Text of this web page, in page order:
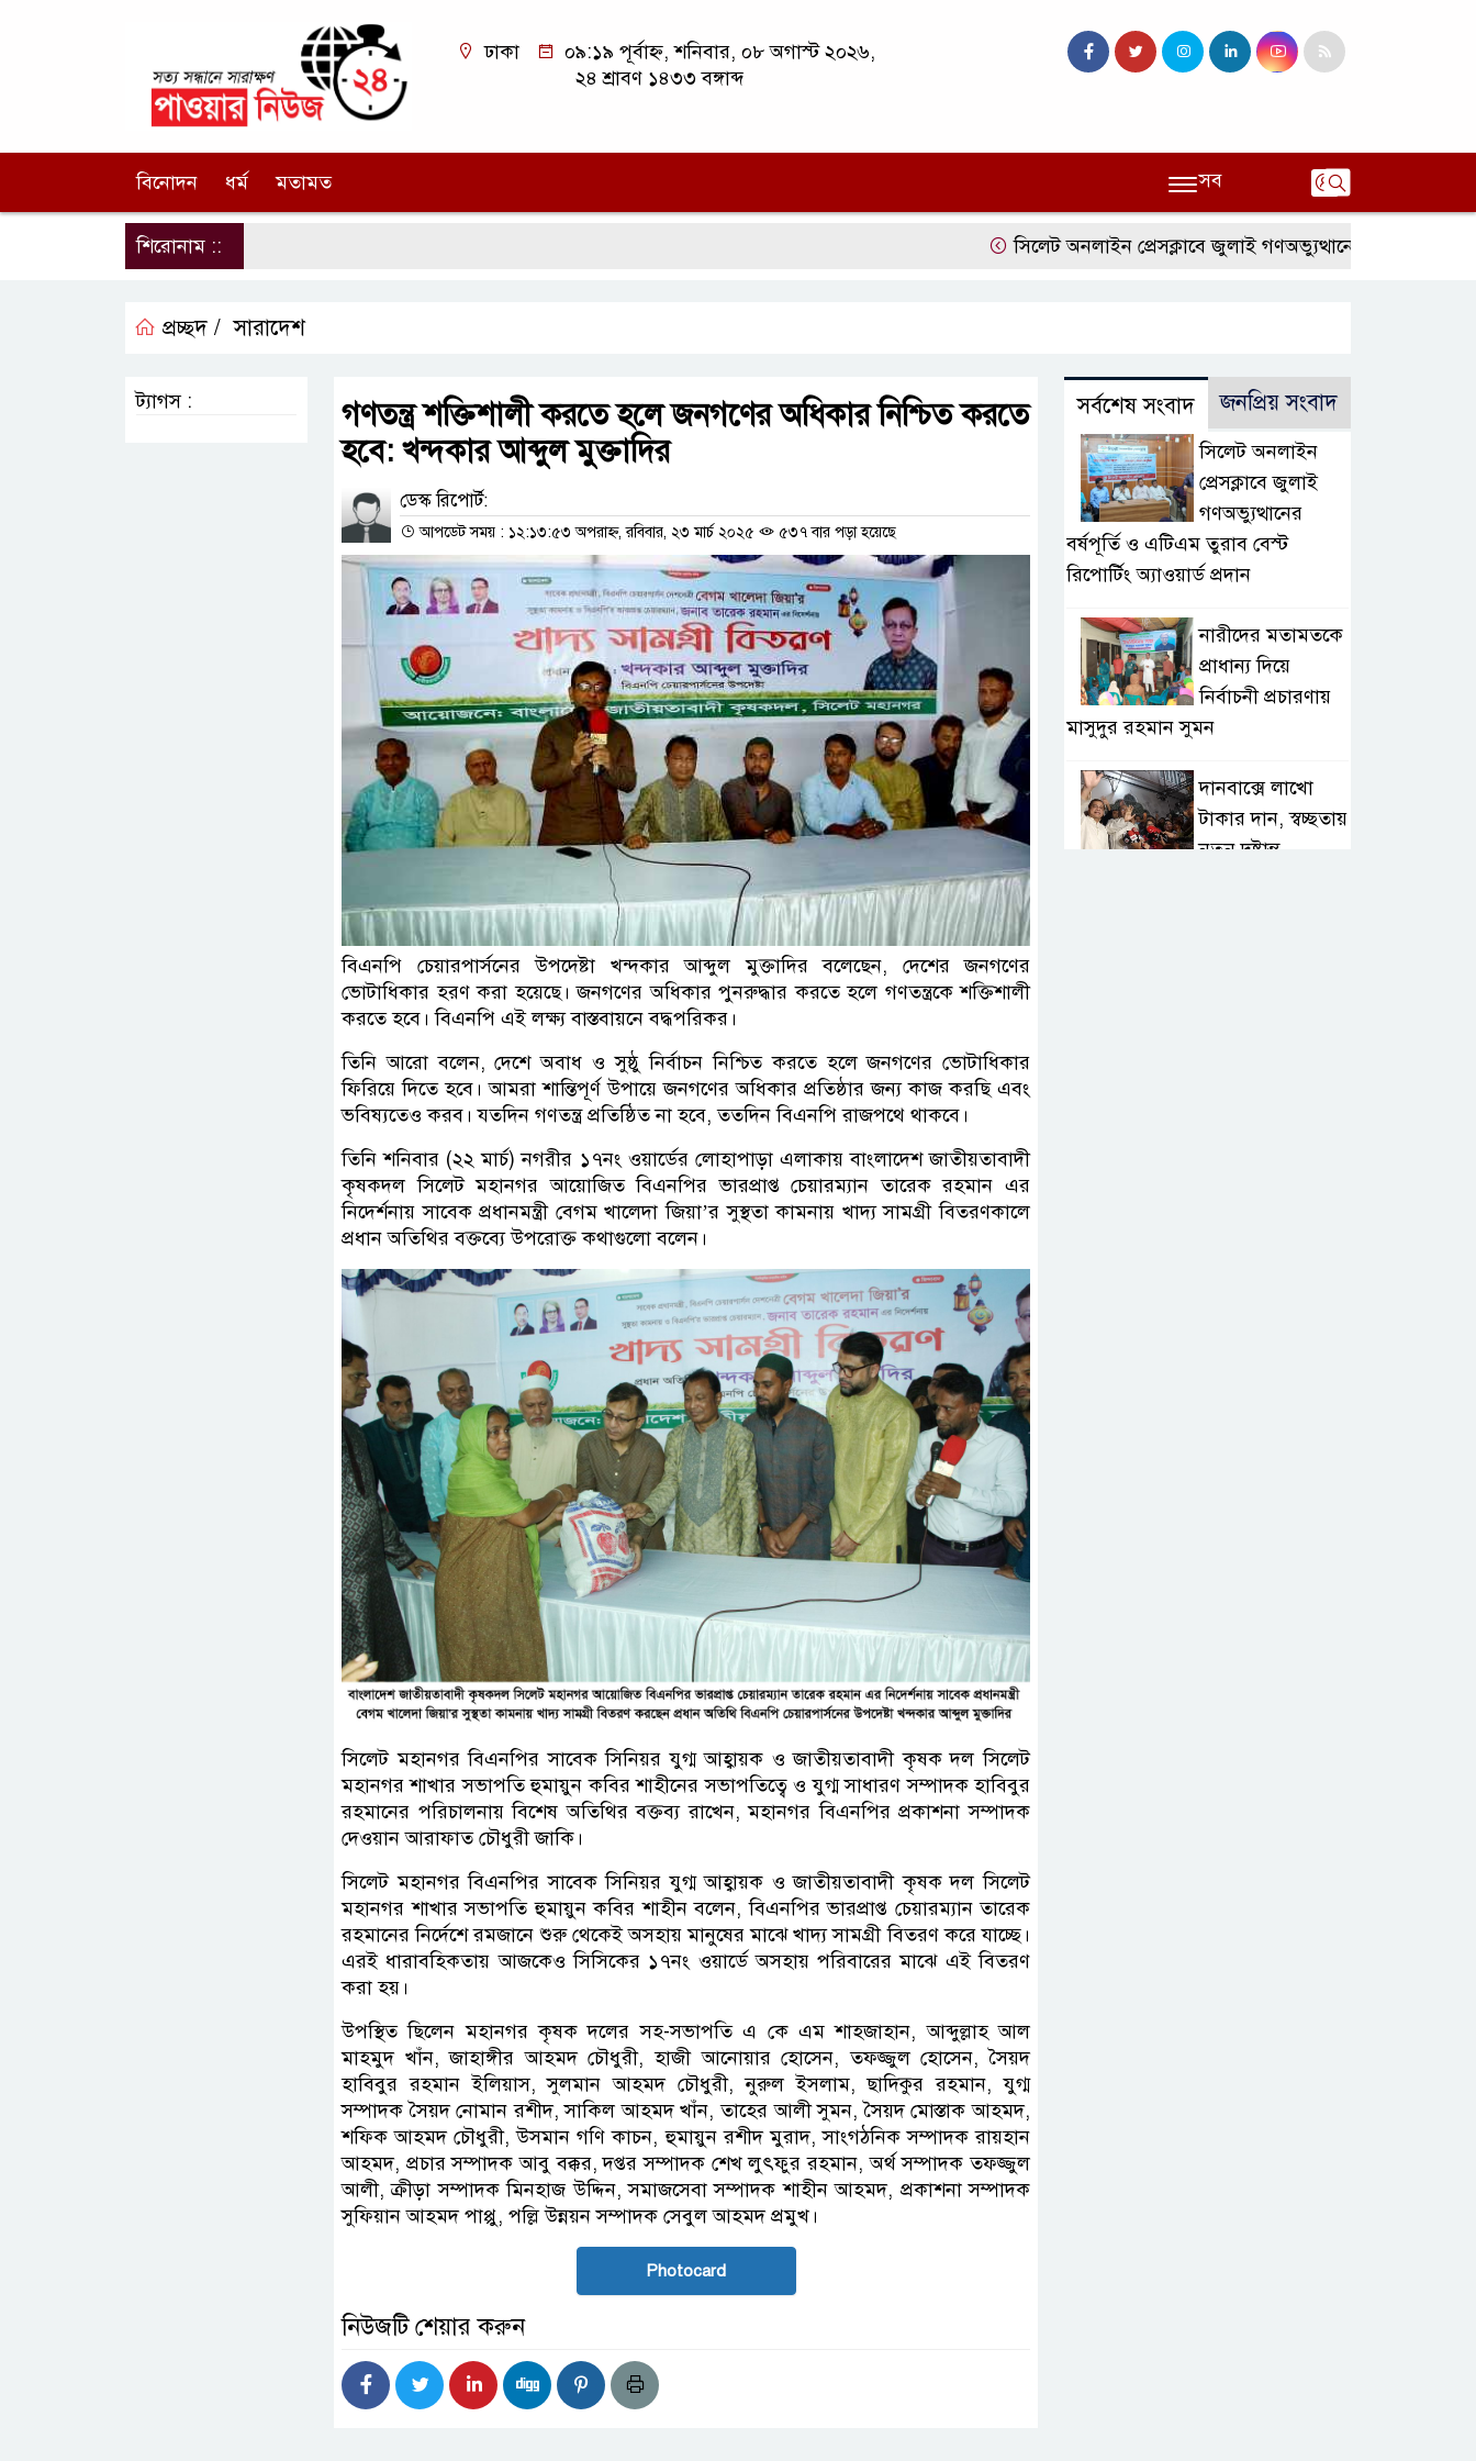
ঢাকা
০৯:১৯ পূর্বাহ্ন, শনিবার, ০৮ অগাস্ট ২০২৬,
২৪ শ্রাবণ ১৪৩৩ বঙ্গাব্দ
বিনোদন ধর্ম মতামত সব
শিরোনাম :: সিলেট অনলাইন প্রেসক্লাবে জুলাই গণঅভ্যুত্থানের বর্ষপূর্তি ও এটিএম
প্রচ্ছদ / সারাদেশ
গণতন্ত্র শক্তিশালী করতে হলে জনগণের অধিকার নিশ্চিত করতে
হবে: খন্দকার আব্দুল মুক্তাদির
ডেস্ক রিপোর্ট:
আপডেট সময় : ১২:১৩:৫৩ অপরাহ্ন, রবিবার, ২৩ মার্চ ২০২৫ ৫৩৭ বার পড়া হয়েছে
বিএনপি চেয়ারপার্সনের উপদেষ্টা খন্দকার আব্দুল মুক্তাদির বলেছেন, দেশের জনগণের
ভোটাধিকার হরণ করা হয়েছে। জনগণের অধিকার পুনরুদ্ধার করতে হলে গণতন্ত্রকে শক্তিশালী
করতে হবে। বিএনপি এই লক্ষ্য বাস্তবায়নে বদ্ধপরিকর।
তিনি আরো বলেন, দেশে অবাধ ও সুষ্ঠু নির্বাচন নিশ্চিত করতে হলে জনগণের ভোটাধিকার
ফিরিয়ে দিতে হবে। আমরা শান্তিপূর্ণ উপায়ে জনগণের অধিকার প্রতিষ্ঠার জন্য কাজ করছি এবং
ভবিষ্যতেও করব। যতদিন গণতন্ত্র প্রতিষ্ঠিত না হবে, ততদিন বিএনপি রাজপথে থাকবে।
তিনি শনিবার (২২ মার্চ) নগরীর ১৭নং ওয়ার্ডের লোহাপাড়া এলাকায় বাংলাদেশ জাতীয়তাবাদী
কৃষকদল সিলেট মহানগর আয়োজিত বিএনপির ভারপ্রাপ্ত চেয়ারম্যান তারেক রহমান এর
নিদের্শনায় সাবেক প্রধানমন্ত্রী বেগম খালেদা জিয়া’র সুস্থতা কামনায় খাদ্য সামগ্রী বিতরণকালে
প্রধান অতিথির বক্তব্যে উপরোক্ত কথাগুলো বলেন।
সিলেট মহানগর বিএনপির সাবেক সিনিয়র যুগ্ম আহ্বায়ক ও জাতীয়তাবাদী কৃষক দল সিলেট
মহানগর শাখার সভাপতি হুমায়ুন কবির শাহীনের সভাপতিত্বে ও যুগ্ম সাধারণ সম্পাদক হাবিবুর
রহমানের পরিচালনায় বিশেষ অতিথির বক্তব্য রাখেন, মহানগর বিএনপির প্রকাশনা সম্পাদক
দেওয়ান আরাফাত চৌধুরী জাকি।
সিলেট মহানগর বিএনপির সাবেক সিনিয়র যুগ্ম আহ্বায়ক ও জাতীয়তাবাদী কৃষক দল সিলেট
মহানগর শাখার সভাপতি হুমায়ুন কবির শাহীন বলেন, বিএনপির ভারপ্রাপ্ত চেয়ারম্যান তারেক
রহমানের নির্দেশে রমজানে শুরু থেকেই অসহায় মানুষের মাঝে খাদ্য সামগ্রী বিতরণ করে যাচ্ছে।
এরই ধারাবহিকতায় আজকেও সিসিকের ১৭নং ওয়ার্ডে অসহায় পরিবারের মাঝে এই বিতরণ
করা হয়।
উপস্থিত ছিলেন মহানগর কৃষক দলের সহ-সভাপতি এ কে এম শাহজাহান, আব্দুল্লাহ আল
মাহমুদ খাঁন, জাহাঙ্গীর আহমদ চৌধুরী, হাজী আনোয়ার হোসেন, তফজ্জুল হোসেন, সৈয়দ
হাবিবুর রহমান ইলিয়াস, সুলমান আহমদ চৌধুরী, নুরুল ইসলাম, ছাদিকুর রহমান, যুগ্ম
সম্পাদক সৈয়দ নোমান রশীদ, সাকিল আহমদ খাঁন, তাহের আলী সুমন, সৈয়দ মোস্তাক আহমদ,
শফিক আহমদ চৌধুরী, উসমান গণি কাচন, হুমায়ুন রশীদ মুরাদ, সাংগঠনিক সম্পাদক রায়হান
আহমদ, প্রচার সম্পাদক আবু বক্কর, দপ্তর সম্পাদক শেখ লুৎফুর রহমান, অর্থ সম্পাদক তফজ্জুল
আলী, ক্রীড়া সম্পাদক মিনহাজ উদ্দিন, সমাজসেবা সম্পাদক শাহীন আহমদ, প্রকাশনা সম্পাদক
সুফিয়ান আহমদ পাপ্পু, পল্লি উন্নয়ন সম্পাদক সেবুল আহমদ প্রমুখ।
Photocard
নিউজটি শেয়ার করুন
ট্যাগস : সর্বশেষ সংবাদ জনপ্রিয় সংবাদ
সিলেট অনলাইন
প্রেসক্লাবে জুলাই
গণঅভ্যুত্থানের
বর্ষপূর্তি ও এটিএম তুরাব বেস্ট
রিপোর্টিং অ্যাওয়ার্ড প্রদান
নারীদের মতামতকে
প্রাধান্য দিয়ে
নির্বাচনী প্রচারণায়
মাসুদুর রহমান সুমন
দানবাক্সে লাখো
টাকার দান, স্বচ্ছতায়
নতুন দৃষ্টান্ত